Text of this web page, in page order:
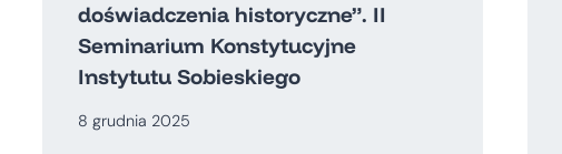
doświadczenia historyczne”. II
Seminarium Konstytucyjne
Instytutu Sobieskiego
8 grudnia 2025